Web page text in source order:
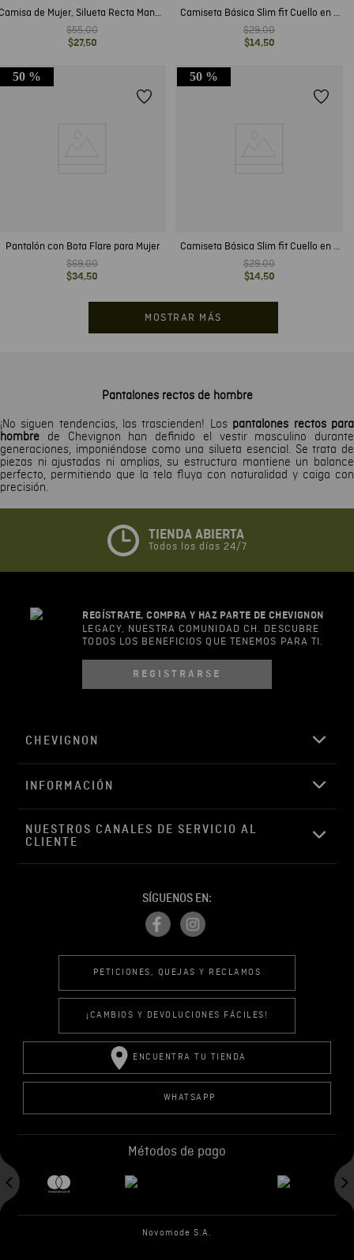
de Mujer, Silueta Recta Manga
Larga Cuello Nerú - Maxi Print Cebra
$55,00
$27,50
Camiseta Básica Slim fit Cuello en V
en Algodón para Hombre
$29,00
$14,50
50 %
Pantalón con Bota Flare para Mujer
$69,00
$34,50
50 %
Camiseta Básica Slim fit Cuello en V
en Algodón para Hombre
$29,00
$14,50
MOSTRAR MÁS
Pantalones rectos de hombre
¡No siguen tendencias, las trascienden! Los pantalones rectos para
hombre de Chevignon han definido el vestir masculino durante
generaciones, imponiéndose como una silueta esencial. Se trata de
piezas ni ajustadas ni amplias, su estructura mantiene un balance
perfecto, permitiendo que la tela fluya con naturalidad y caiga con
precisión.
TIENDA ABIERTA
Todos los días 24/7
REGÍSTRATE, COMPRA Y HAZ PARTE DE CHEVIGNON
LEGACY, NUESTRA COMUNIDAD CH. DESCUBRE
TODOS LOS BENEFICIOS QUE TENEMOS PARA TI.
REGISTRARSE
CHEVIGNON
INFORMACIÓN
NUESTROS CANALES DE SERVICIO AL
CLIENTE
SÍGUENOS EN:
PETICIONES, QUEJAS Y RECLAMOS
¡CAMBIOS Y DEVOLUCIONES FÁCILES!
ENCUENTRA TU TIENDA
WHATSAPP
Métodos de pago
Novomode S.A.